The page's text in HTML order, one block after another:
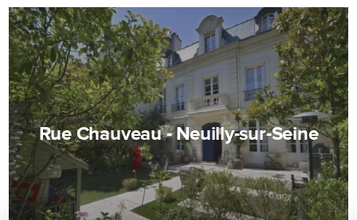
Rue Chauveau - Neuilly-sur-Seine